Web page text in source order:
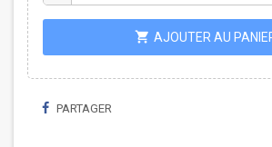
shopping_cart AJOUTER AU
PARTAGER